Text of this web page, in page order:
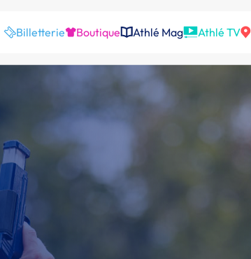
Billetterie Boutique Athlé Mag Athlé TV